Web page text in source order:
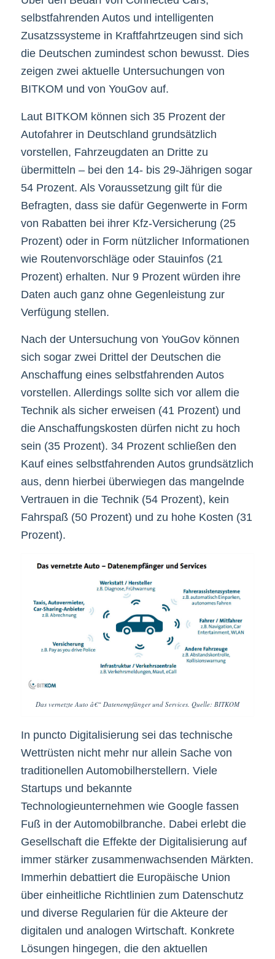
selbstfahrenden Autos und intelligenten
Zusatzssysteme in Kraftfahrtzeugen sind sich
die Deutschen zumindest schon bewusst. Dies
zeigen zwei aktuelle Untersuchungen von
BITKOM und von YouGov auf.
Laut BITKOM können sich 35 Prozent der
Autofahrer in Deutschland grundsätzlich
vorstellen, Fahrzeugdaten an Dritte zu
übermitteln – bei den 14- bis 29-Jährigen sogar
54 Prozent. Als Voraussetzung gilt für die
Befragten, dass sie dafür Gegenwerte in Form
von Rabatten bei ihrer Kfz-Versicherung (25
Prozent) oder in Form nützlicher Informationen
wie Routenvorschläge oder Stauinfos (21
Prozent) erhalten. Nur 9 Prozent würden ihre
Daten auch ganz ohne Gegenleistung zur
Verfügung stellen.
Nach der Untersuchung von YouGov können
sich sogar zwei Drittel der Deutschen die
Anschaffung eines selbstfahrenden Autos
vorstellen. Allerdings sollte sich vor allem die
Technik als sicher erweisen (41 Prozent) und
die Anschaffungskosten dürfen nicht zu hoch
sein (35 Prozent). 34 Prozent schließen den
Kauf eines selbstfahrenden Autos grundsätzlich
aus, denn hierbei überwiegen das mangelnde
Vertrauen in die Technik (54 Prozent), kein
Fahrspaß (50 Prozent) und zu hohe Kosten (31
Prozent).
Das vernetzte Auto â€“ Datenempfänger und Services. Quelle: BITKOM
In puncto Digitalisierung sei das technische
Wettrüsten nicht mehr nur allein Sache von
traditionellen Automobilherstellern. Viele
Startups und bekannte
Technologieunternehmen wie Google fassen
Fuß in der Automobilbranche. Dabei erlebt die
Gesellschaft die Effekte der Digitalisierung auf
immer stärker zusammenwachsenden Märkten.
Immerhin debattiert die Europäische Union
über einheitliche Richtlinien zum Datenschutz
und diverse Regularien für die Akteure der
digitalen und analogen Wirtschaft. Konkrete
Lösungen hingegen, die den aktuellen